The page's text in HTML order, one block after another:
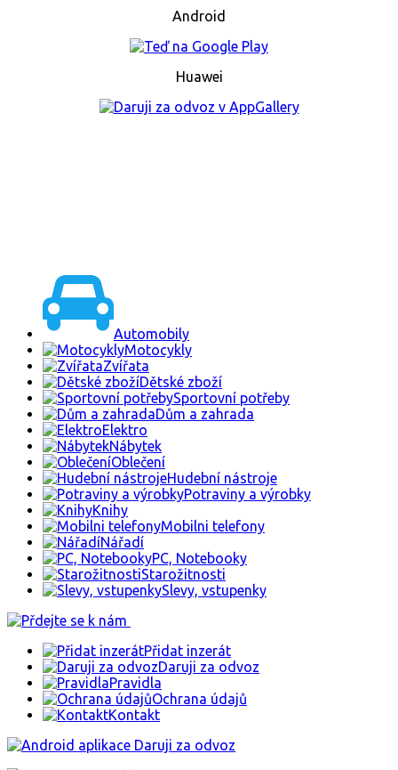
Android
Huawei
Automobily
Motocykly
Zvířata
Dětské zboží
Sportovní potřeby
Dům a zahrada
Elektro
Nábytek
Oblečení
Hudební nástroje
Potraviny a výrobky
Knihy
Mobilni telefony
Nářadí
PC, Notebooky
Starožitnosti
Slevy, vstupenky
Přidat inzerát
Daruji za odvoz
Pravidla
Ochrana údajů
Kontakt